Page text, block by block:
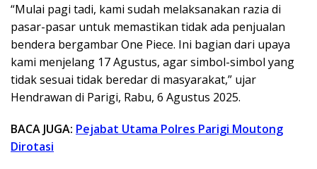
“Mulai pagi tadi, kami sudah melaksanakan razia di
pasar-pasar untuk memastikan tidak ada penjualan
bendera bergambar One Piece. Ini bagian dari upaya
kami menjelang 17 Agustus, agar simbol-simbol yang
tidak sesuai tidak beredar di masyarakat,” ujar
Hendrawan di Parigi, Rabu, 6 Agustus 2025.
BACA JUGA: Pejabat Utama Polres Parigi Moutong
Dirotasi